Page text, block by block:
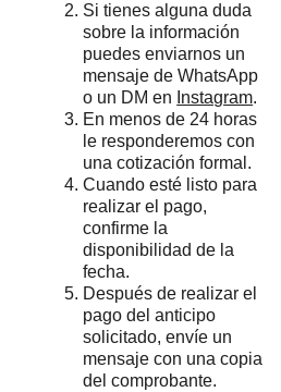
Si tienes alguna duda
sobre la información
puedes enviarnos un
mensaje de WhatsApp
o un DM en Instagram.
En menos de 24 horas
le responderemos con
una cotización formal.
Cuando esté listo para
realizar el pago,
confirme la
disponibilidad de la
fecha.
Después de realizar el
pago del anticipo
solicitado, envíe un
mensaje con una copia
del comprobante.